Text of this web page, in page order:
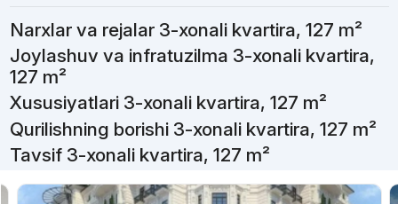
Narxlar va rejalar 3-xonali kvartira, 127 m²
Joylashuv va infratuzilma 3-xonali kvartira,
127 m²
Xususiyatlari 3-xonali kvartira, 127 m²
Qurilishning borishi 3-xonali kvartira, 127 m²
Tavsif 3-xonali kvartira, 127 m²